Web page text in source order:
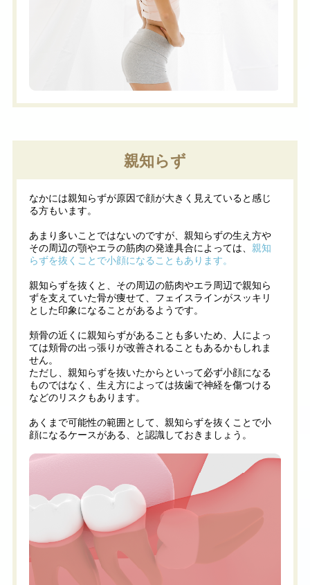
親知らず
なかには親知らずが原因で顔が大きく見えていると感じ
る方もいます。
あまり多いことではないのですが、親知らずの生え方や
その周辺の顎やエラの筋肉の発達具合によっては、 親知
らずを抜くことで小顔になることもあります。
親知らずを抜くと、その周辺の筋肉やエラ周辺で親知ら
ずを支えていた骨が痩せて、フェイスラインがスッキリ
とした印象になることがあるようです。
頬骨の近くに親知らずがあることも多いため、人によっ
ては頬骨の出っ張りが改善されることもあるかもしれま
せん。
ただし、親知らずを抜いたからといって必ず小顔になる
ものではなく、生え方によっては抜歯で神経を傷つける
などのリスクもあります。
あくまで可能性の範囲として、親知らずを抜くことで小
顔になるケースがある、と認識しておきましょう。